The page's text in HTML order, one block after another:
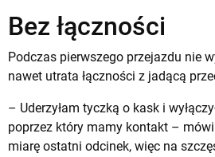
Bez łączności
Podczas pierwszego przejazdu nie
nawet utrata łączności z jadącą
– Uderzyłam tyczką o kask i
poprzez który mamy kontakt –
miarę ostatni odcinek, więc na